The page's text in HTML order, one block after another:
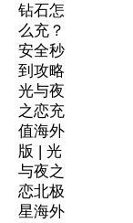
钻石怎
么充？
安全秒
到攻略
光与夜
之恋充
值海外
版 | 光
与夜之
恋北极
星海外